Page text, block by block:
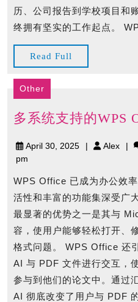
历、公司报告到学校项目和
终拥有坚实的工作起点。
Read Full
Full
Other
多系统支持的WPS
April 30, 2025April
AlexAlex
pm
WPS Office 已成为办公效
活性和丰富的功能集深受广
最显著的优势之一是其与
容，使用户能够轻松打开、
格式问题。 WPS Office 还
AI 与 PDF 文件进行交互，
参与到他们的论文中。通过
AI 彻底改变了用户与 PDF